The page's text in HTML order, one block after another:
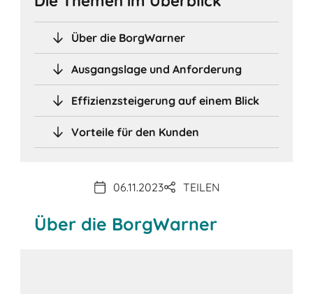
Über die BorgWarner
Ausgangslage und Anforderung
Effizienzsteigerung auf einem Blick
Vorteile für den Kunden
06.11.2023 TEILEN
Über die BorgWarner